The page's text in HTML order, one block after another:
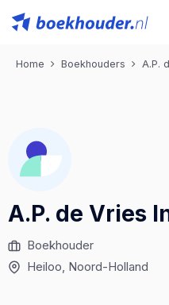
Home Boekhouders A.P.
A.P. de Vries
Boekhouder
Heiloo, Noord-Holland